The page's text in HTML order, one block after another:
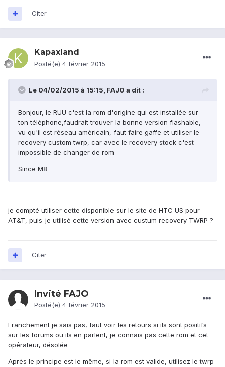
Citer
Kapaxland
Posté(e) 4 février 2015
Le 04/02/2015 à 15:15, FAJO a dit :
Bonjour, le RUU c'est la rom d'origine qui est installée sur
ton téléphone,faudrait trouver la bonne version flashable,
vu qu'il est réseau américain, faut faire gaffe et utiliser le
recovery custom twrp, car avec le recovery stock c'est
impossible de changer de rom
Since M8
je compté utiliser cette disponible sur le site de HTC US pour
AT&T, puis-je utilisé cette version avec custum recovery TWRP ?
Citer
Invité FAJO
Posté(e) 4 février 2015
Franchement je sais pas, faut voir les retours si ils sont positifs
sur les forums ou ils en parlent, je connais pas cette rom et cet
opérateur, désolée
Après le principe est le même, si la rom est valide, utilisez le twrp